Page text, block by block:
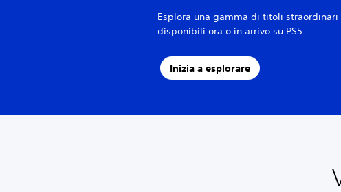
Esplora una gamma di titoli straordinari
disponibili ora o in arrivo su PS5.
Inizia a esplorare